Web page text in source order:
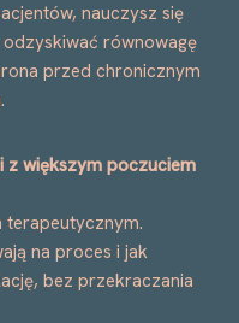
nauczysz się
równowagę
przed chronicznym
większym poczuciem
terapeutycznym.
na proces i jak
bez przekraczania